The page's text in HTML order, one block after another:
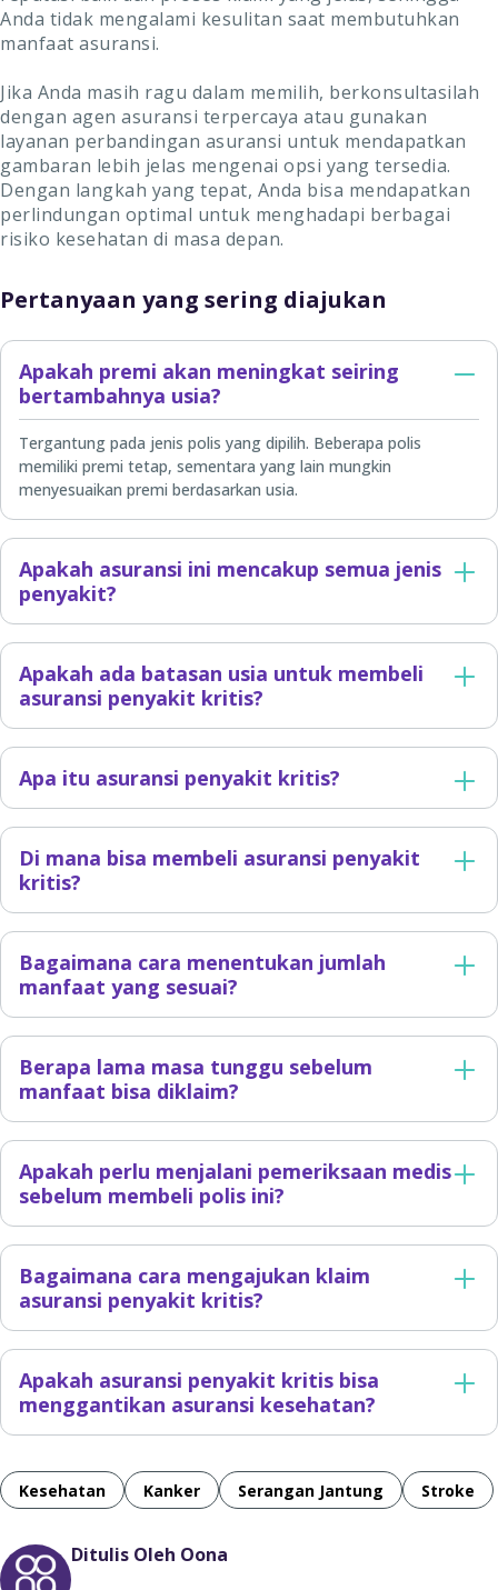
Anda tidak mengalami kesulitan saat membutuhkan
manfaat asuransi.
Jika Anda masih ragu dalam memilih, berkonsultasilah
dengan agen asuransi terpercaya atau gunakan
layanan perbandingan asuransi untuk mendapatkan
gambaran lebih jelas mengenai opsi yang tersedia.
Dengan langkah yang tepat, Anda bisa mendapatkan
perlindungan optimal untuk menghadapi berbagai
risiko kesehatan di masa depan.
Pertanyaan yang sering diajukan
Apakah premi akan meningkat seiring
bertambahnya usia?
Tergantung pada jenis polis yang dipilih. Beberapa polis
memiliki premi tetap, sementara yang lain mungkin
menyesuaikan premi berdasarkan usia.
Apakah asuransi ini mencakup semua jenis
penyakit?
Apakah ada batasan usia untuk membeli
asuransi penyakit kritis?
Apa itu asuransi penyakit kritis?
Di mana bisa membeli asuransi penyakit
kritis?
Bagaimana cara menentukan jumlah
manfaat yang sesuai?
Berapa lama masa tunggu sebelum
manfaat bisa diklaim?
Apakah perlu menjalani pemeriksaan medis
sebelum membeli polis ini?
Bagaimana cara mengajukan klaim
asuransi penyakit kritis?
Apakah asuransi penyakit kritis bisa
menggantikan asuransi kesehatan?
Kesehatan Kanker Serangan Jantung Stroke
Ditulis Oleh Oona